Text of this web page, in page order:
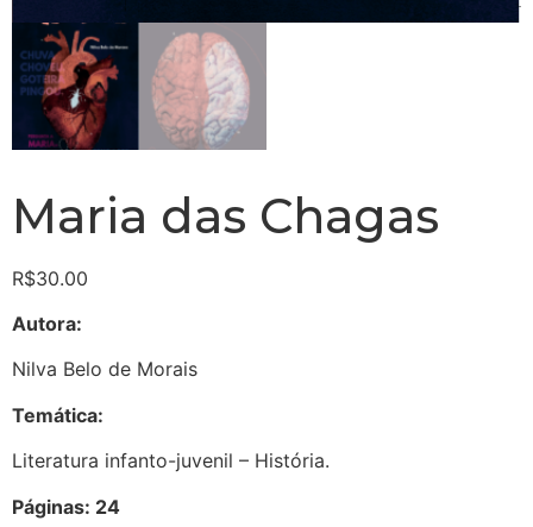
Maria das Chagas
R$30.00
Autora:
Nilva Belo de Morais
Temática:
Literatura infanto-juvenil – História.
Páginas: 24